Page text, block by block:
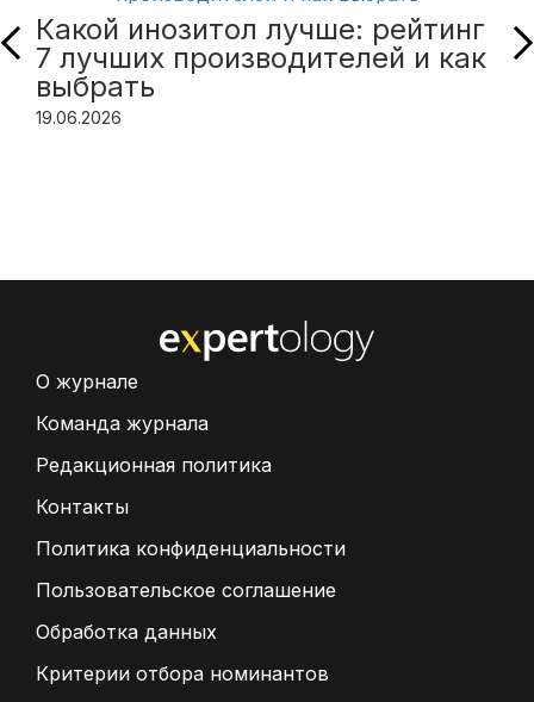
Какой инозитол лучше: рейтинг
7 лучших производителей и как
выбрать
19.06.2026
О журнале
Команда журнала
Редакционная политика
Контакты
Политика конфиденциальности
Пользовательское соглашение
Обработка данных
Критерии отбора номинантов